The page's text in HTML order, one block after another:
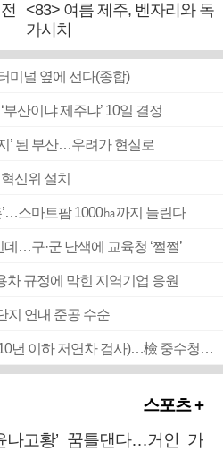
<83> 여름 제주, 벤자리와 독
가시치
미널 옆에 선다(종합)
산이냐 제주냐’ 10일 결정
’ 된 부산…우려가 현실로
신위 설치
스마트팜 1000㏊까지 늘린다
…구·군 난색에 교육청 ‘쩔쩔’
규정에 막힌 지역기업 응원
지 연내 준공 수순
■ 검사 신분 버리고 직급하향(10년 이하 저연차 검사)…檢 중수청행 기피
스포츠 +
나고황’ 꿈틀댄다…거인 가